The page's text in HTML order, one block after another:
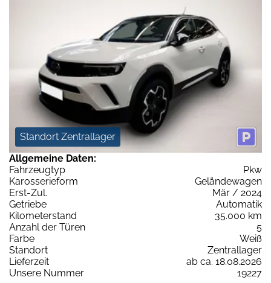
Standort Zentrallager
Allgemeine Daten:
Fahrzeugtyp
Pkw
Karosserieform
Geländewagen
Erst-Zul.
Mär / 2024
Getriebe
Automatik
Kilometerstand
35.000 km
Anzahl der Türen
5
Farbe
Weiß
Standort
Zentrallager
Lieferzeit
ab ca. 18.08.2026
Unsere Nummer
19227